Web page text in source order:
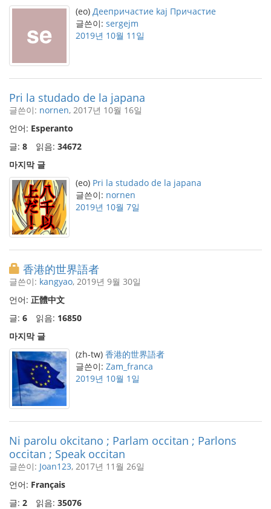
(eo) Деепричастие kaj Причастие
글쓴이: sergejm
2019년 10월 11일
Pri la studado de la japana
글쓴이: nornen, 2017년 10월 16일
언어: Esperanto
글: 8 읽음: 34672
마지막 글
(eo) Pri la studado de la japana
글쓴이: nornen
2019년 10월 7일
香港的世界語者
글쓴이: kangyao, 2019년 9월 30일
언어: 正體中文
글: 6 읽음: 16850
마지막 글
(zh-tw) 香港的世界語者
글쓴이: Zam_franca
2019년 10월 1일
Ni parolu okcitano ; Parlam occitan ; Parlons
occitan ; Speak occitan
글쓴이: Joan123, 2017년 11월 26일
언어: Français
글: 2 읽음: 35076